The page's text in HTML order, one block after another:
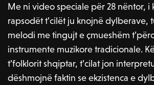
Me ni video speciale për 28 nëntor, i
rapsodët t’cilët ju knojnë dylberave,
melodi me tingujt e çmueshëm
instrumente muzikore tradicionale.
t’folklorit shqiptar, t’cilat jon
dëshmojnë faktin se ekzistenca e